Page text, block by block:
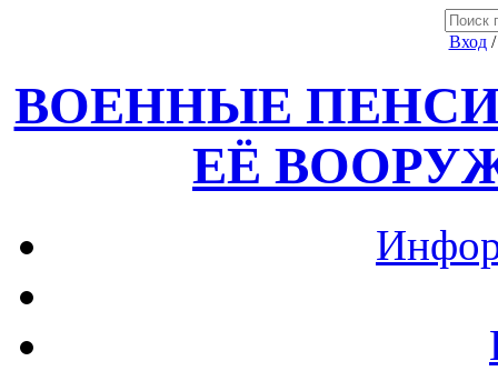
Вход
ВОЕННЫЕ
ЕЁ